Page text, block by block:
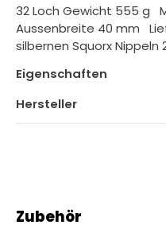
32 Loch Gewicht 555 g
Aussenbreite 40 mm
silbernen Squorx Nippeln
Eigenschaften
Hersteller
Produktgalerie
Zubehör